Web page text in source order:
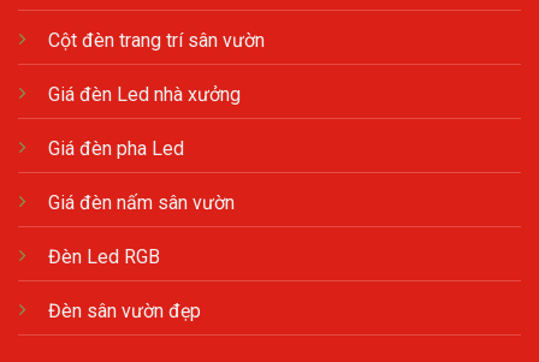
Cột đèn trang trí sân vườn
Giá đèn Led nhà xưởng
Giá đèn pha Led
Giá đèn nấm sân vườn
Đèn Led RGB
Đèn sân vườn đẹp